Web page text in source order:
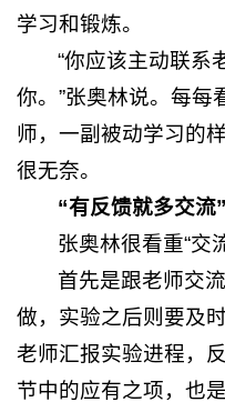
学习和锻炼。
“你应该主动联系
你。”张奥林说。每每
师，一副被动学习的
很无奈。
“有反馈就多交流”
张奥林很看重“交流
首先是跟老师交
做，实验之后则要及
老师汇报实验进程，
节中的应有之项，也